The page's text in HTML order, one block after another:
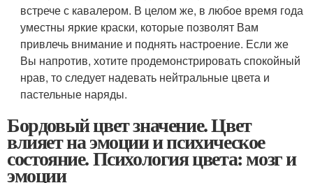
встрече с кавалером. В целом же, в любое время года
уместны яркие краски, которые позволят Вам
привлечь внимание и поднять настроение. Если же
Вы напротив, хотите продемонстрировать спокойный
нрав, то следует надевать нейтральные цвета и
пастельные наряды.
Бордовый цвет значение. Цвет
влияет на эмоции и психическое
состояние. Психология цвета: мозг и
эмоции